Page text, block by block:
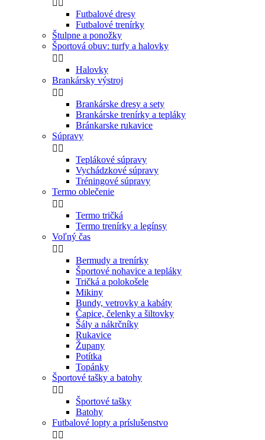
 
Futbalové dresy
Futbalové trenírky
Štulpne a ponožky
Športová obuv: turfy a halovky
 
Halovky
Brankársky výstroj
 
Brankárske dresy a sety
Brankárske trenírky a tepláky
Bránkarske rukavice
Súpravy
 
Teplákové súpravy
Vychádzkové súpravy
Tréningové súpravy
Termo oblečenie
 
Termo tričká
Termo trenírky a legínsy
Voľný čas
 
Bermudy a trenírky
Športové nohavice a tepláky
Tričká a polokošele
Mikiny
Bundy, vetrovky a kabáty
Čapice, čelenky a šiltovky
Šály a nákrčníky
Rukavice
Župany
Potítka
Topánky
Športové tašky a batohy
 
Športové tašky
Batohy
Futbalové lopty a príslušenstvo
 